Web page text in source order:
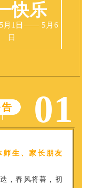
快乐
月1日—— 5月6
日
01
师生、家长朋友
春风将暮，初